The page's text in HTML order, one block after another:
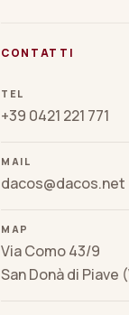
CONTATTI
TEL
+39 0421 221 771
MAIL
dacos@dacos.net
MAP
Via Como 43/9
San Donà di Piave